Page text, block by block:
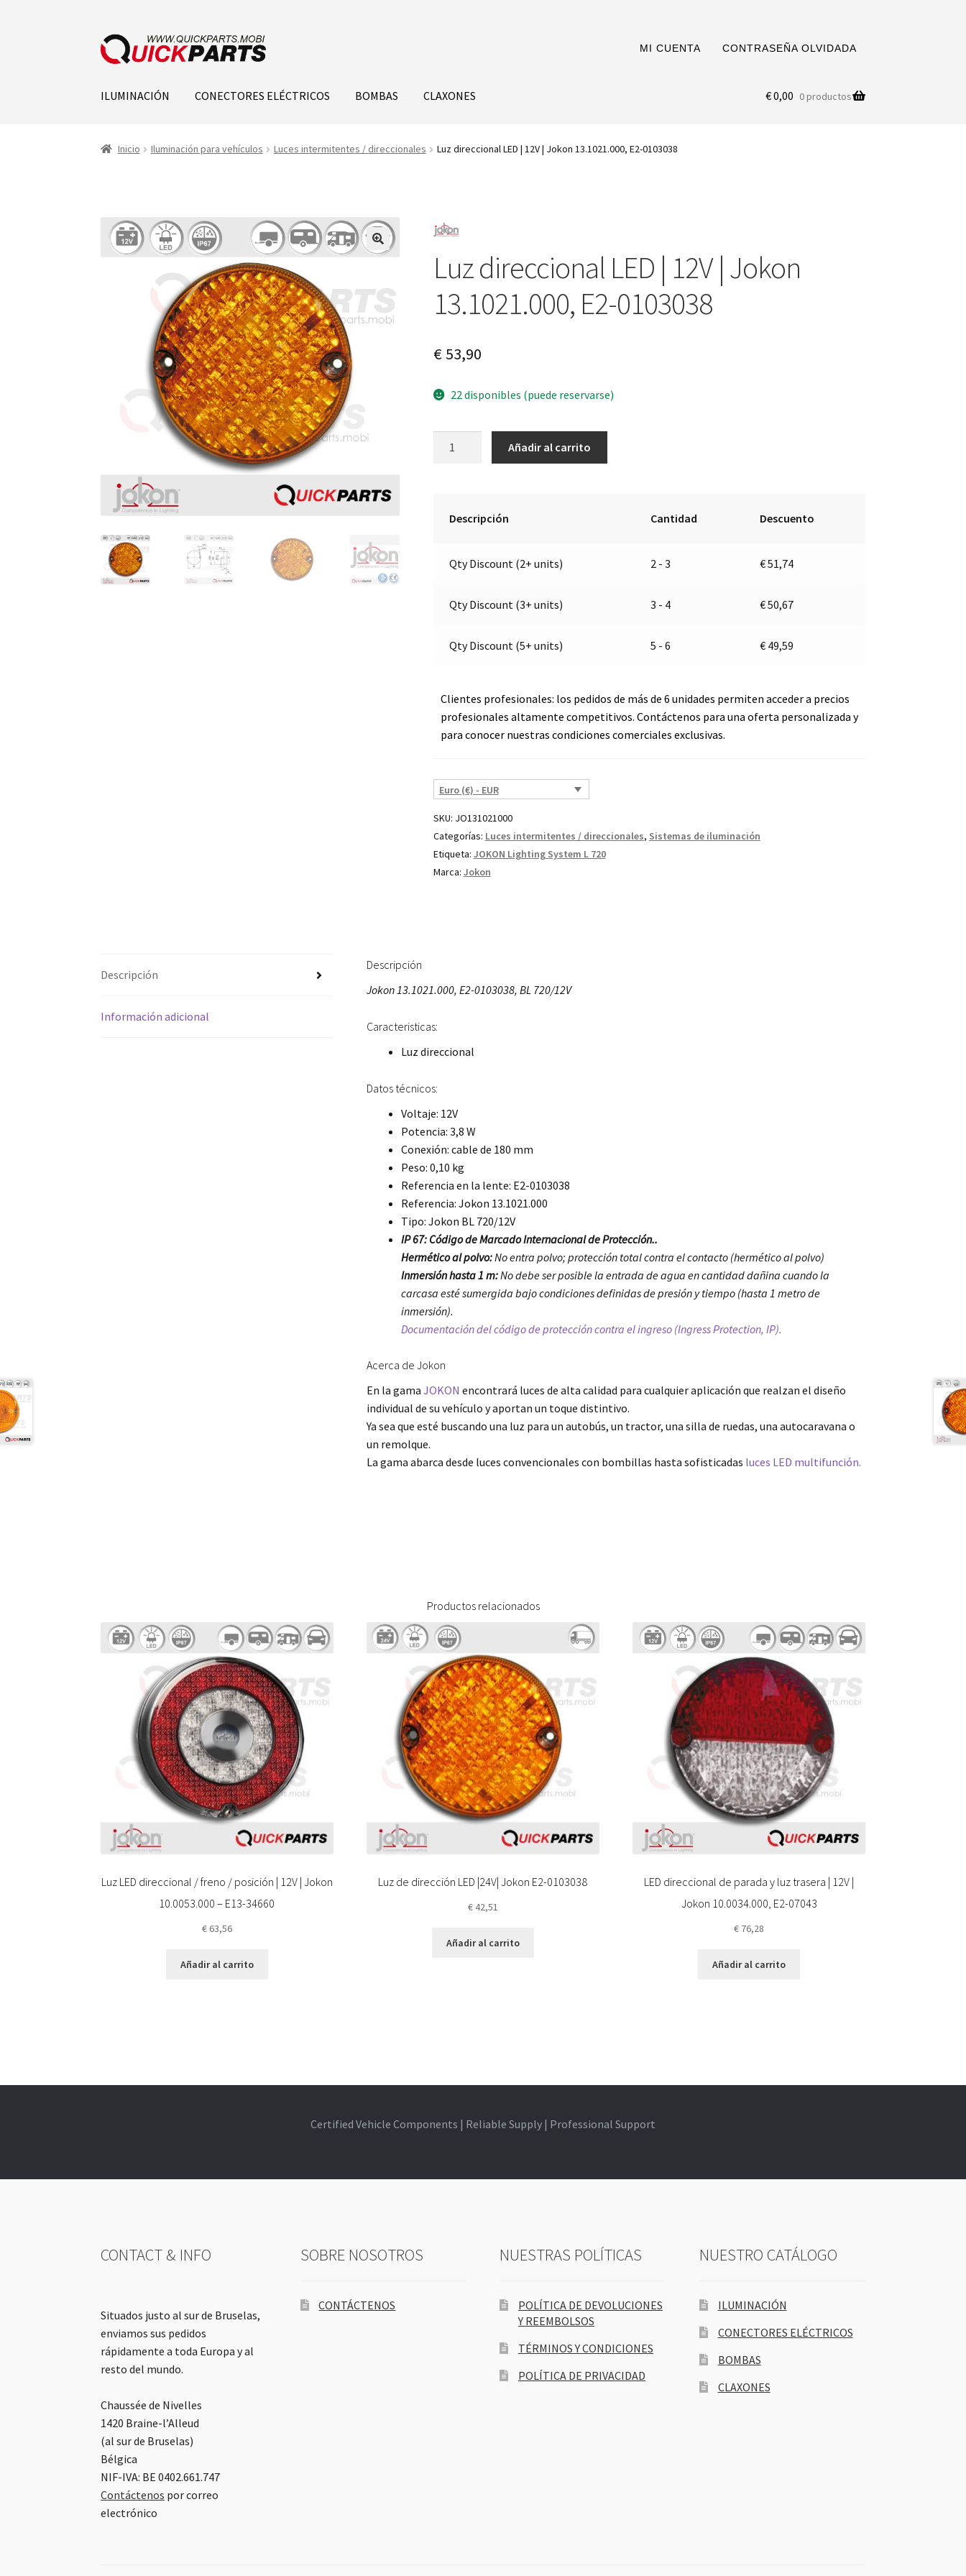
MI CUENTA CONTRASEÑA OLVIDADA
ILUMINACIÓN CONECTORES ELÉCTRICOS BOMBAS CLAXONES €0,00 0 productos
Inicio Iluminación para vehículos Luces intermitentes / direccionales Luz direccional LED | 12V | Jokon 13.1021.000, E2-0103038
Luz direccional LED | 12V | Jokon
13.1021.000, E2-0103038
€53,90
22 disponibles (puede reservarse)
13.1021.000,
0103038
Añadir al carrito
Descripción Cantidad Descuento
Qty Discount (2+ units) 2 - 3 €51,74
Qty Discount (3+ units) 3 - 4 €50,67
Qty Discount (5+ units) 5 - 6 € 49,59
Clientes profesionales: los pedidos de más de 6 unidades permiten acceder a precios
profesionales altamente competitivos. Contáctenos para una oferta personalizada y
para conocer nuestras condiciones comerciales exclusivas.
Euro (€) - EUR
SKU: JO131021000
Categorías: Luces intermitentes / direccionales, Sistemas de iluminación
Etiqueta: JOKON Lighting System L 720
Marca: Jokon
Descripción
Información adicional
Descripción
Jokon 13.1021.000, E2-0103038, BL 720/12V
Caracteristicas:
Luz direccional
Datos técnicos:
Voltaje: 12V
Potencia: 3,8 W
Conexión: cable de 180 mm
Peso: 0,10 kg
Referencia en la lente: E2-0103038
Referencia: Jokon 13.1021.000
Tipo: Jokon BL 720/12V
IP 67: Código de Marcado Internacional de Protección..
Hermético al polvo:No entra polvo; protección total contra el contacto (hermético al polvo)
Inmersión hasta 1 m:No debe ser posible la entrada de agua en cantidad dañina cuando la
carcasa esté sumergida bajo condiciones definidas de presión y tiempo (hasta 1 metro de
inmersión).
Documentación del código de protección contra el ingreso (Ingress Protection, IP).
Acerca de Jokon
En la gamaJOKON encontrará luces de alta calidad para cualquier aplicación que realzan el diseño
individual de su vehículo y aportan un toque distintivo.
Ya sea que esté buscando una luz para un autobús, un tractor, una silla de ruedas, una autocaravana o
un remolque.
La gama abarca desde luces convencionales con bombillas hasta sofisticadas luces LED multifunción.
Productos relacionados
Luz LED direccional / freno / posición | 12V | Jokon
10.0053.000 – E13-34660
€63,56
Añadir al carrito
Luz de dirección LED |24V| Jokon E2-0103038
€42,51
Añadir al carrito
LED direccional de parada y luz trasera | 12V |
Jokon 10.0034.000, E2-07043
€ 76,28
Añadir al carrito
Certified Vehicle Components | Reliable Supply | Professional Support
CONTACT & INFO
Situados justo al sur de Bruselas,
enviamos sus pedidos
rápidamente a toda Europa y al
resto del mundo.
Chaussée de Nivelles
1420 Braine-l’Alleud
(al sur de Bruselas)
Bélgica
NIF-IVA: BE 0402.661.747
Contáctenos por correo
electrónico
SOBRE NOSOTROS
CONTÁCTENOS
NUESTRAS POLÍTICAS
POLÍTICA DE DEVOLUCIONES
Y REEMBOLSOS
TÉRMINOS Y CONDICIONES
POLÍTICA DE PRIVACIDAD
NUESTRO CATÁLOGO
ILUMINACIÓN
CONECTORES ELÉCTRICOS
BOMBAS
CLAXONES